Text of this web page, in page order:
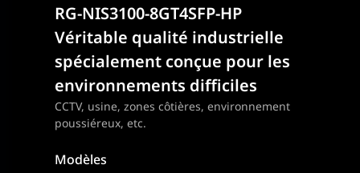
RG-NIS3100-8GT4SFP-HP
Véritable qualité industrielle
spécialement conçue pour les
environnements difficiles
CCTV, usine, zones côtières, environnement
poussiéreux, etc.
Modèles